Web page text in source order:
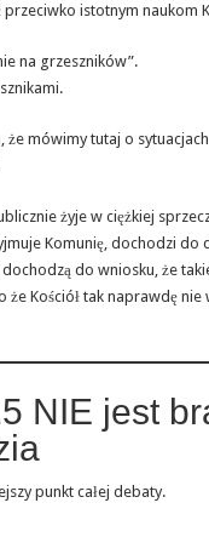
przeciwko istotnym naukom
na grzeszników”.
że mówimy tutaj o
żyje w ciężkiej
Komunię, dochodzi do
do wniosku, że
że Kościół tak naprawdę nie
NIE jest
punkt całej debaty.